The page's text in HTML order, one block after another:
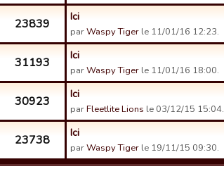
23839 Ici
parWaspy Tiger le 11/01/16 12:23.
31193 Ici
parWaspy Tiger le 11/01/16 18:00.
30923 Ici
parFleetlite Lions le 03/12/15 15:04.
23738 Ici
parWaspy Tiger le 19/11/15 09:30.